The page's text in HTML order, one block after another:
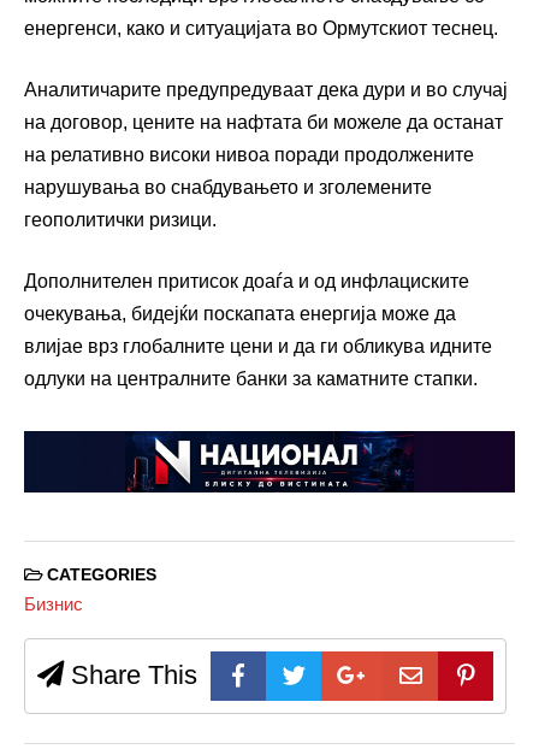
енергенси, како и ситуацијата во Ормутскиот теснец.
Аналитичарите предупредуваат дека дури и во случај
на договор, цените на нафтата би можеле да останат
на релативно високи нивоа поради продолжените
нарушувања во снабдувањето и зголемените
геополитички ризици.
Дополнителен притисок доаѓа и од инфлациските
очекувања, бидејќи поскапата енергија може да
влијае врз глобалните цени и да ги обликува идните
одлуки на централните банки за каматните стапки.
CATEGORIES
Бизнис
Share This